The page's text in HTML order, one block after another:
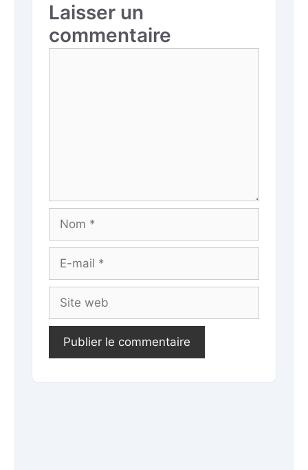
Laisser un
commentaire
Nom
mail
Site
web